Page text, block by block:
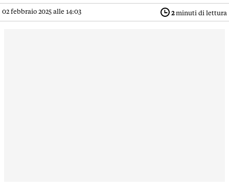
02 febbraio 2025 alle 14:03 2minuti di lettura